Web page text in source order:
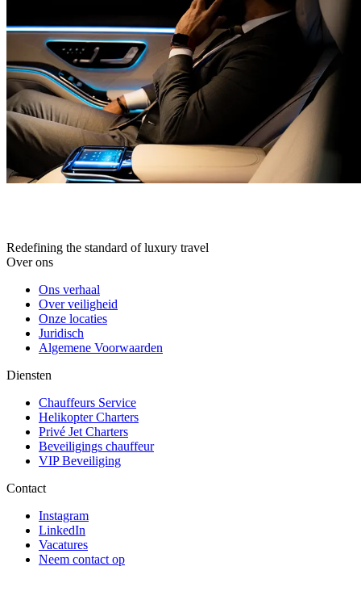
Redefining the standard of luxury travel
Over ons
Ons verhaal
Over veiligheid
Onze locaties
Juridisch
Algemene Voorwaarden
Diensten
Chauffeurs Service
Helikopter Charters
Privé Jet Charters
Beveiligings chauffeur
VIP Beveiliging
Contact
Instagram
LinkedIn
Vacatures
Neem contact op